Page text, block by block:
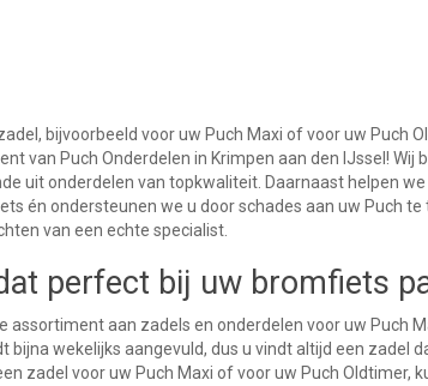
bijvoorbeeld voor uw Puch Maxi of voor uw Puch
van Puch Onderdelen in Krimpen aan den IJssel! Wij
uit onderdelen van topkwaliteit. Daarnaast helpen
én ondersteunen we u door schades aan uw Puch te
van een echte specialist.
perfect bij uw bromfiets
assortiment aan zadels en onderdelen voor uw Puch
bijna wekelijks aangevuld, dus u vindt altijd een zadel
zadel voor uw Puch Maxi of voor uw Puch Oldtimer,